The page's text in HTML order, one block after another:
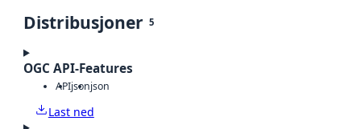
Distribusjoner 5
OGC API-Features
APIjsonjson
Last ned